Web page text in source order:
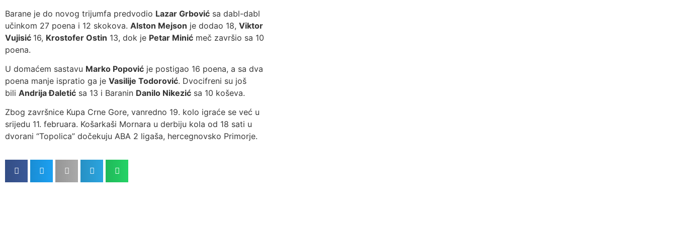
Barane je do novog trijumfa predvodio Lazar Grbović sa dabl-dabl
učinkom 27 poena i 12 skokova. Alston Mejson je dodao 18, Viktor
Vujisić 16, Krostofer Ostin 13, dok je Petar Minić meč završio sa 10
poena.
U domaćem sastavu Marko Popović je postigao 16 poena, a sa dva
poena manje ispratio ga je Vasilije Todorović. Dvocifreni su još
bili Andrija Đaletić sa 13 i Baranin Danilo Nikezić sa 10 koševa.
Zbog završnice Kupa Crne Gore, vanredno 19. kolo igraće se već u
srijedu 11. februara. Košarkaši Mornara u derbiju kola od 18 sati u
dvorani “Topolica” dočekuju ABA 2 ligaša, hercegnovsko Primorje.